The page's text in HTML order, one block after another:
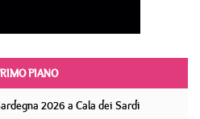
PIANO
2026 a Cala dei Sardi